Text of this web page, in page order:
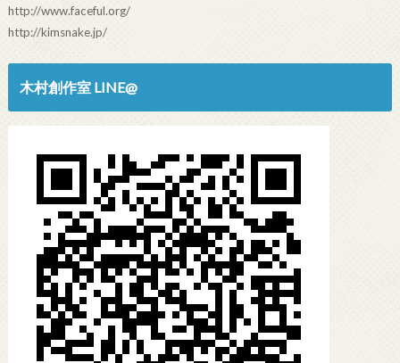
http://www.faceful.org/
http://kimsnake.jp/
木村創作室 LINE@